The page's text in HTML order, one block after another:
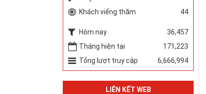
Khách viếng thăm
44
Hôm nay
36,457
Tháng hiện tại
171,223
Tổng lượt truy cập
6,666,994
LIÊN KẾT WEB